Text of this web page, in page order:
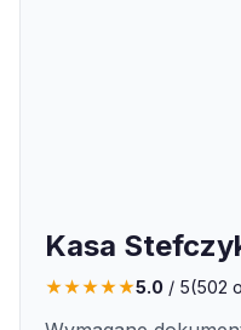
Kasa
★★★★★5.0 / 5(502